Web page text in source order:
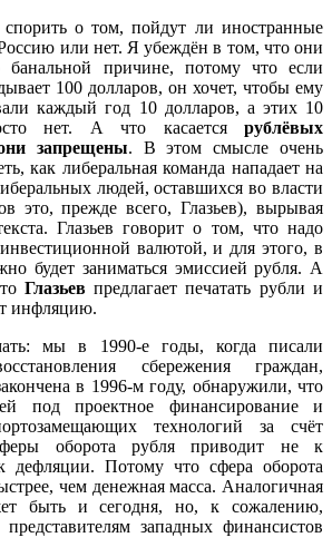
о том, пойдут ли иностранные
или нет. Я убеждëн в том, что они
причине, потому что если
100 долларов, он хочет, чтобы ему
каждый год 10 долларов, а этих 10
нет. А что касается рублëвых
запрещены. В этом смысле очень
как либеральная команда нападает на
людей, оставшихся во власти
это, прежде всего, Глазьев), вырывая
Глазьев говорит о том, что надо
валютой, и для этого, в
будет заниматься эмиссией рубля. А
Глазьевпредлагает печатать рубли и
инфляцию.
мы в 1990-е годы, когда писали
сбережения граждан,
в 1996-м году, обнаружили, что
под проектное финансирование и
технологий за счëт
оборота рубля приводит не к
дефляции. Потому что сфера оборота
чем денежная масса. Аналогичная
быть и сегодня, но, к сожалению,
представителям западных финансистов